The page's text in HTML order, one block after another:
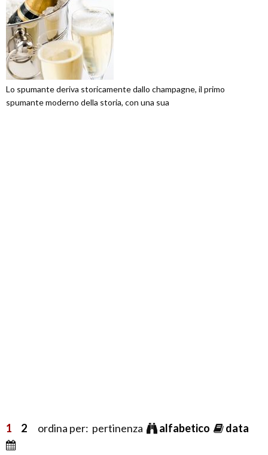
Lo spumante deriva storicamente dallo champagne, il primo
spumante moderno della storia, con una sua
1 2 ordina per: pertinenza alfabetico data